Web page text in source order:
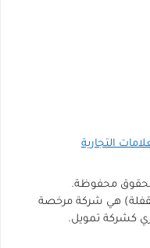
التجارية
محفوظة.
هي شركة مرخصة
كشركة تمويل.